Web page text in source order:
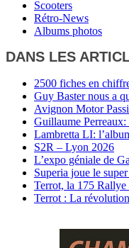
Scooters
Rétro-News
Albums photos
DANS LES
2500 fiches en
Guy Baster nous a
Avignon Motor
Guillaume
Lambretta LI:
S2R – Lyon 2026
L’expo géniale de
Superia joue le
Terrot, la 175
Terrot : La